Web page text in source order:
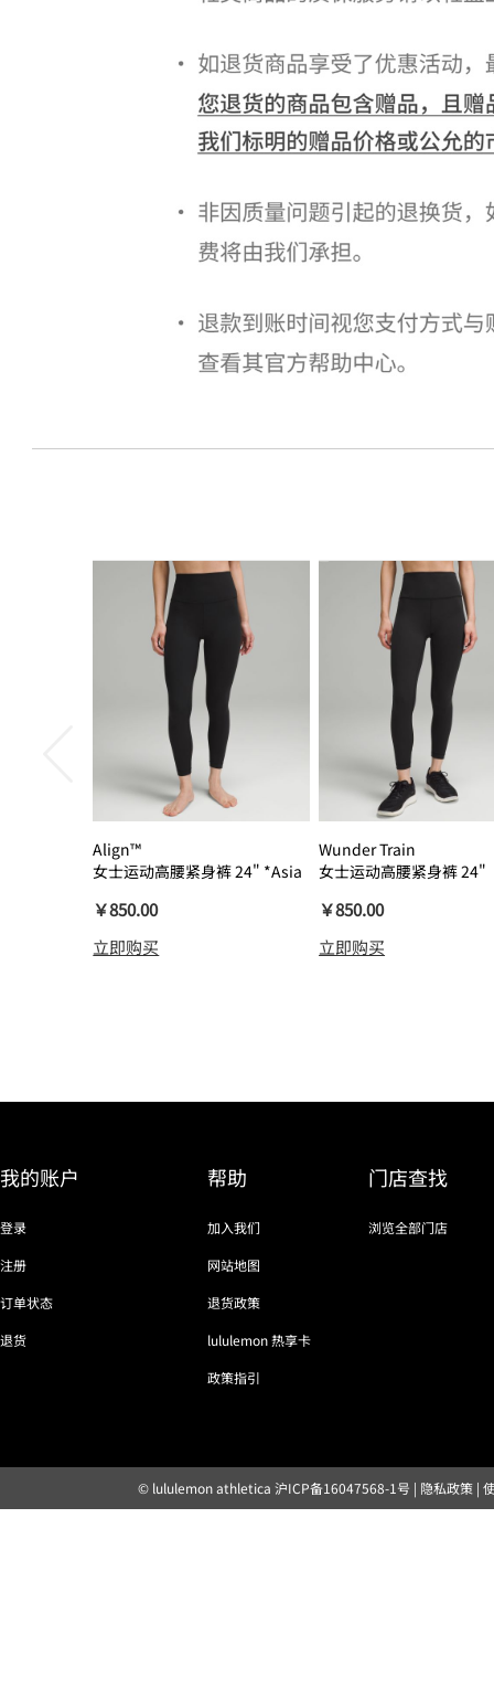
Align™
女士运动高腰紧身裤 24" *Asia
￥850.00
立即购买
Wunder Train
女士运动高腰紧身裤 24"
￥850.00
立即购买
我的账户
登录
注册
订单状态
退货
帮助
加入我们
网站地图
退货政策
lululemon 热享卡
政策指引
门店查找
浏览全部门店
© lululemon athletica 沪ICP备16047568-1号 | 隐私政策|